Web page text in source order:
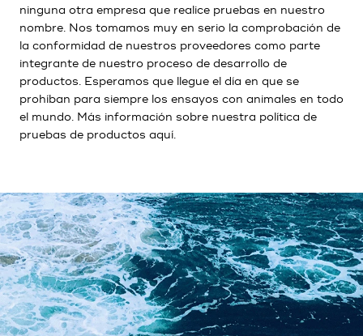
ninguna otra empresa que realice pruebas en nuestro
nombre. Nos tomamos muy en serio la comprobación de
la conformidad de nuestros proveedores como parte
integrante de nuestro proceso de desarrollo de
productos. Esperamos que llegue el día en que se
prohíban para siempre los ensayos con animales en todo
el mundo. Más información sobre nuestra política de
pruebas de productos aquí.